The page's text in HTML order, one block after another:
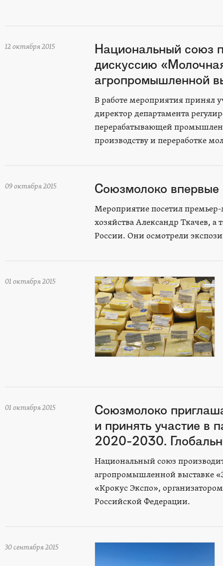
12 октября 2015
Национальный союз
дискуссию
агропромышленной
В работе мероприятия принял
директор департамента
перерабатывающей
производству и переработке
09 октября 2015 Союзмолоко впервые
Мероприятие посетил
хозяйства Александр Ткачев,
России. Они осмотрели
01 октября 2015
01 октября 2015
Союзмолоко
и принять участие в
2020-2030.
Национальный союз
агропромышленной выставке
«Крокус Экспо»,
Российской Федерации.
30 сентября 2015